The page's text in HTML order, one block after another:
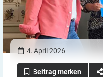
4. April 2026